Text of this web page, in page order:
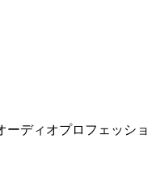
ーディオプロフェッショ